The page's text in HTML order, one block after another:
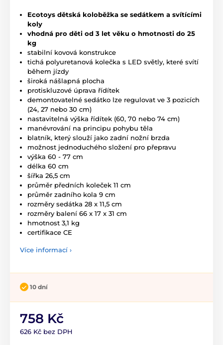
Ecotoys dětská koloběžka se sedátkem a svítícími
koly
vhodná pro děti od 3 let věku o hmotnosti do 25
kg
stabilní kovová konstrukce
tichá polyuretanová kolečka s LED světly, které svítí
během jízdy
široká nášlapná plocha
protiskluzové úprava řídítek
demontovatelné sedátko lze regulovat ve 3 pozicích
(24, 27 nebo 30 cm)
nastavitelná výška řídítek (60, 70 nebo 74 cm)
manévrování na principu pohybu těla
blatník, který slouží jako zadní nožní brzda
možnost jednoduchého složení pro přepravu
výška 60 - 77 cm
délka 60 cm
šířka 26,5 cm
průměr předních koleček 11 cm
průměr zadního kola 9 cm
rozměry sedátka 28 x 11,5 cm
rozměry balení 66 x 17 x 31 cm
hmotnost 3,1 kg
certifikace CE
Více informací ›
10 dní
758 Kč
626 Kč bez DPH